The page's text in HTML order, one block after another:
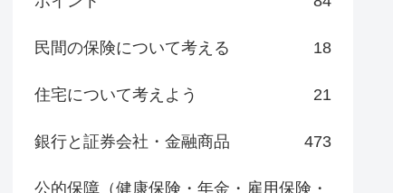
民間の保険について考える 18
住宅について考えよう 21
銀行と証券会社・金融商品 473
公的保障（健康保険・年金・雇用保険・